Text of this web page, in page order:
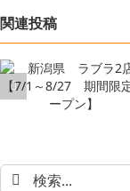
関連投稿
検